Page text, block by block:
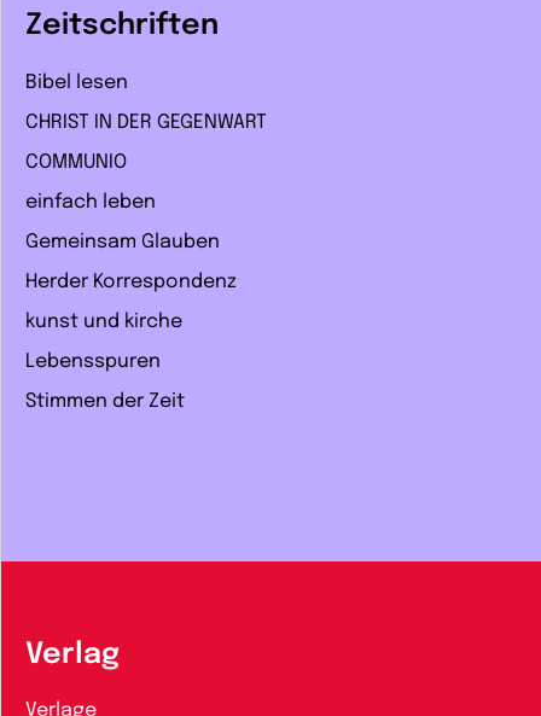
Zeitschriften
Bibel lesen
CHRIST IN DER GEGENWART
COMMUNIO
einfach leben
Gemeinsam Glauben
Herder Korrespondenz
kunst und kirche
Lebensspuren
Stimmen der Zeit
Verlag
Verlage